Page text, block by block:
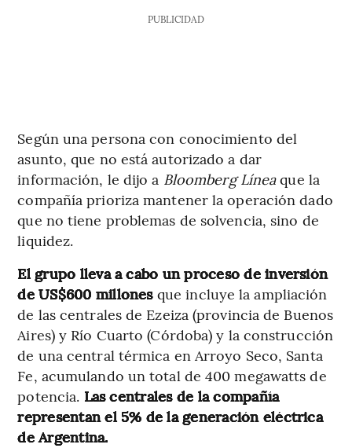
PUBLICIDAD
Según una persona con conocimiento del
asunto, que no está autorizado a dar
información, le dijo a Bloomberg Líneaque la
compañía prioriza mantener la operación dado
que no tiene problemas de solvencia, sino de
liquidez.
El grupo lleva a cabo un proceso de inversión
de US$600 millones que incluye la ampliación
de las centrales de Ezeiza (provincia de Buenos
Aires) y Río Cuarto (Córdoba) y la construcción
de una central térmica en Arroyo Seco, Santa
Fe, acumulando un total de 400 megawatts de
potencia. Las centrales de la compañía
representan el 5% de la generación eléctrica
de Argentina.